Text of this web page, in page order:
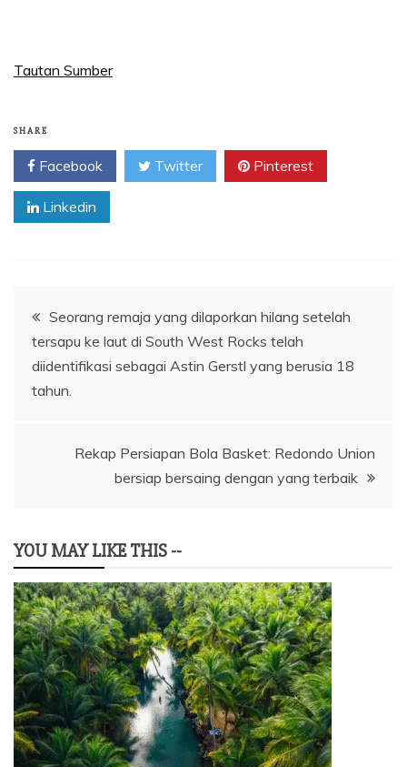
Tautan Sumber
SHARE
Facebook Twitter Pinterest
Linkedin
Navigasi
pos
Seorang remaja yang dilaporkan hilang setelah
tersapu ke laut di South West Rocks telah
diidentifikasi sebagai Astin Gerstl yang berusia 18
tahun.
Rekap Persiapan Bola Basket: Redondo Union
bersiap bersaing dengan yang terbaik
YOU MAY LIKE THIS --